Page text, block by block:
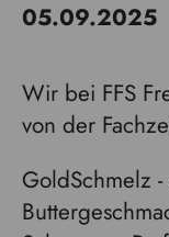
05.09.2025
Wir bei FFS
von der
GoldSchmelz